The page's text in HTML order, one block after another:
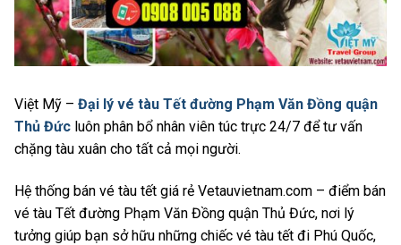
Việt Mỹ – Đại lý vé tàu Tết đường Phạm Văn Đồng quận
Thủ Đức luôn phân bổ nhân viên túc trực 24/7 để tư vấn
chặng tàu xuân cho tất cả mọi người.
Hệ thống bán vé tàu tết giá rẻ Vetauvietnam.com – điểm bán
vé tàu Tết đường Phạm Văn Đồng quận Thủ Đức, nơi lý
tưởng giúp bạn sở hữu những chiếc vé tàu tết đi Phú Quốc,